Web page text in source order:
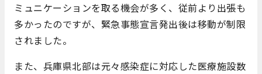
ミュニケーションを取る機会が多く、従前より出張も
多かったのですが、緊急事態宣言発出後は移動が制限
されました。
また、兵庫県北部は元々感染症に対応した医療施設数